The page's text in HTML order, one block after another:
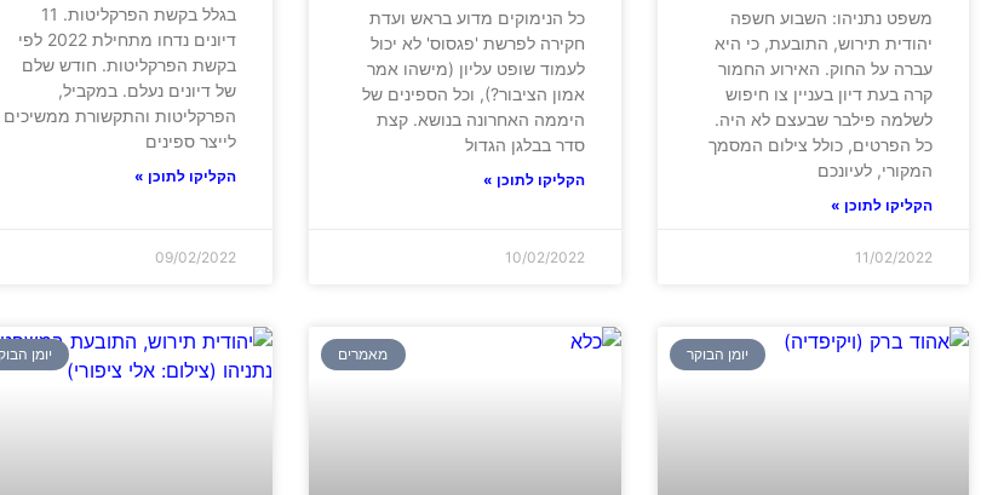
משפט נתניהו: השבוע חשפה
יהודית תירוש, התובעת, כי היא
עברה על החוק. האירוע החמור
קרה בעת דיון בעניין צו חיפוש
לשלמה פילבר שבעצם לא היה.
כל הפרטים, כולל צילום המסמך
המקורי, לעיונכם
הקליקו לתוכן »
11/02/2022
כל הנימוקים מדוע בראש ועדת
חקירה לפרשת 'פגסוס' לא יכול
לעמוד שופט עליון (מישהו אמר
אמון הציבור?), וכל הספינים של
היממה האחרונה בנושא. קצת
סדר בבלגן הגדול
הקליקו לתוכן »
10/02/2022
בגלל בקשת הפרקליטות. 11
דיונים נדחו מתחילת 2022 לפי
בקשת הפרקליטות. חודש שלם
של דיונים נעלם. במקביל,
הפרקליטות והתקשורת ממשיכים
לייצר ספינים
הקליקו לתוכן »
09/02/2022
יומן הבוקר מאמרים יומן